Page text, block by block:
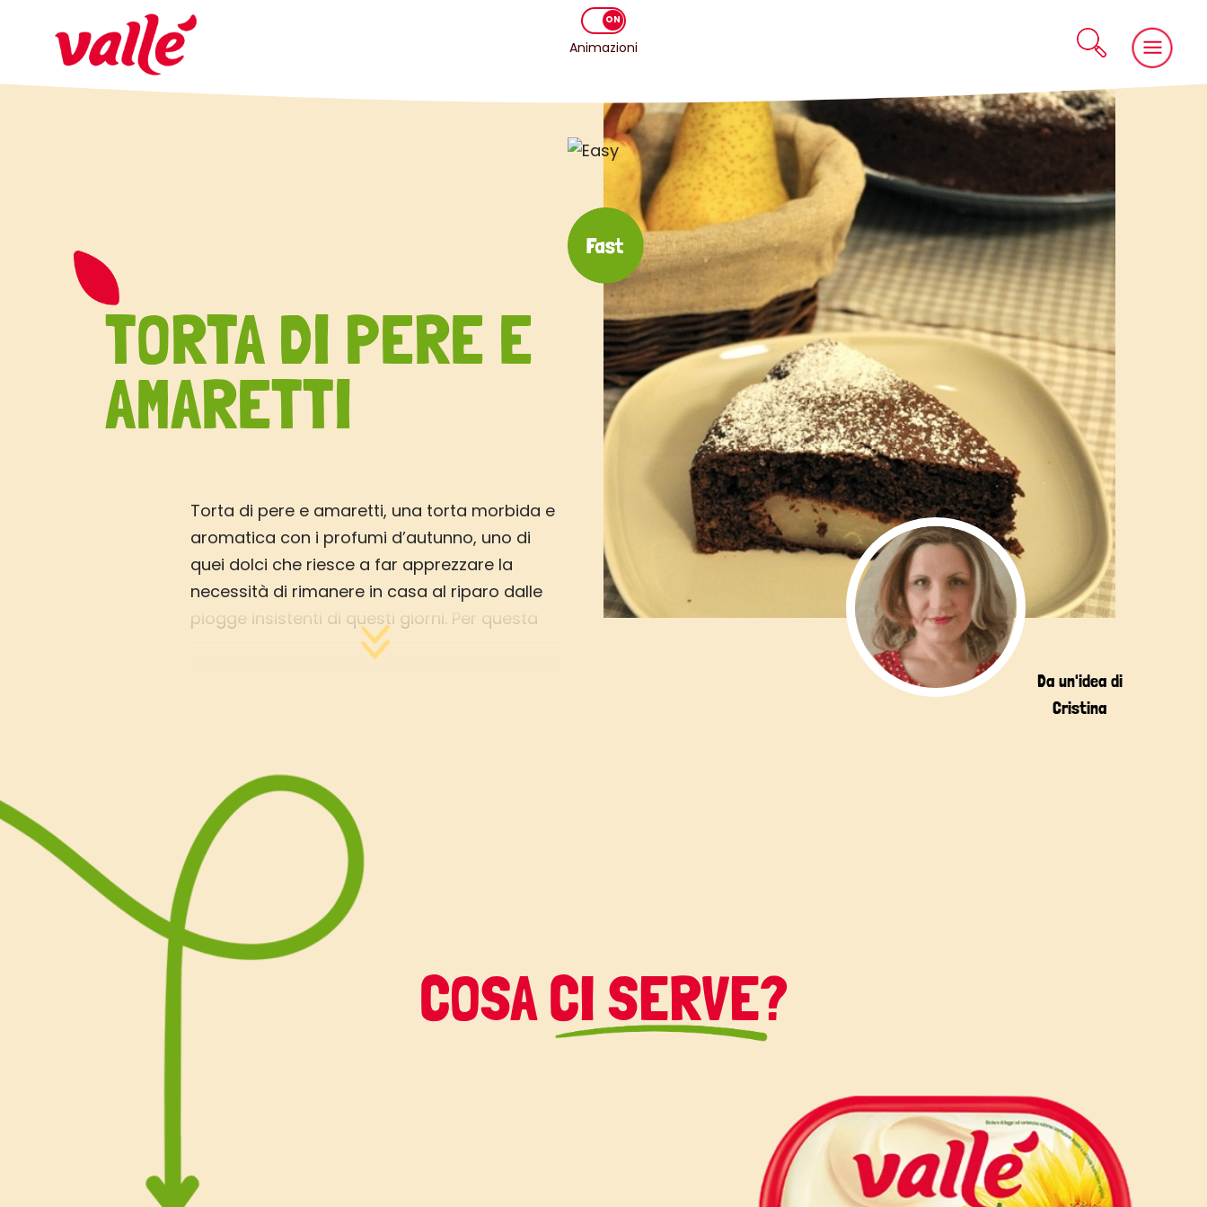
Animazioni
TORTA DI PERE E
AMARETTI
Torta di pere e amaretti, una torta morbida e
aromatica con i profumi d’autunno, uno di
quei dolci che riesce a far apprezzare la
necessità di rimanere in casa al riparo dalle
piogge insistenti di questi giorni. Per questa
torta alla frutta ho fatto macerare le pere
(l’alcol evapora in cottura ma il sapore
potrebbe non essere gradito ai più piccoli)
Da un'idea di
Cristina
COSA CI SERVE?